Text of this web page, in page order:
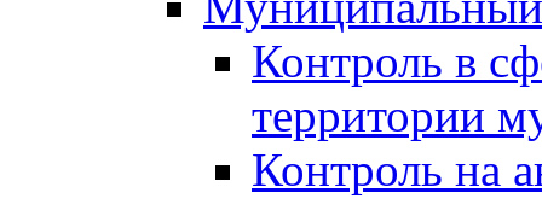
Контроль в
территории
Контроль на